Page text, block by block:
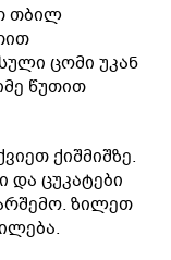
თბილ
ცომი უკან
წუთით
ქიშმიშზე.
და ცუკატები
ზილეთ